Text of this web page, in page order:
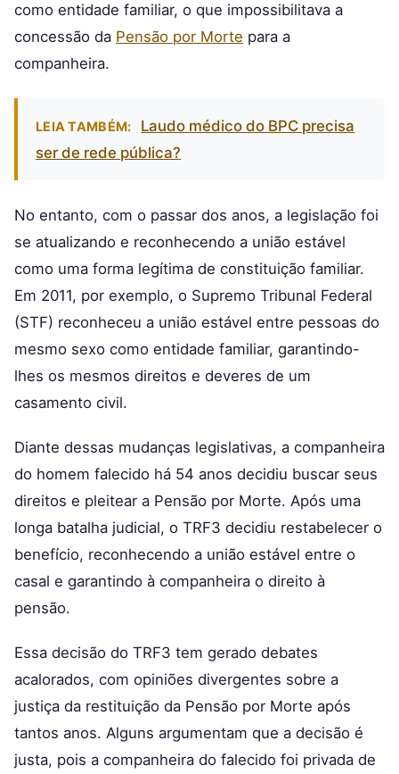
como entidade familiar, o que impossibilitava a
concessão da Pensão por Morte para a
companheira.
LEIA TAMBÉM:
Laudo médico do BPC precisa
ser de rede pública?
No entanto, com o passar dos anos, a legislação foi
se atualizando e reconhecendo a união estável
como uma forma legítima de constituição familiar.
Em 2011, por exemplo, o Supremo Tribunal Federal
(STF) reconheceu a união estável entre pessoas do
mesmo sexo como entidade familiar, garantindo-
lhes os mesmos direitos e deveres de um
casamento civil.
Diante dessas mudanças legislativas, a companheira
do homem falecido há 54 anos decidiu buscar seus
direitos e pleitear a Pensão por Morte. Após uma
longa batalha judicial, o TRF3 decidiu restabelecer o
benefício, reconhecendo a união estável entre o
casal e garantindo à companheira o direito à
pensão.
Essa decisão do TRF3 tem gerado debates
acalorados, com opiniões divergentes sobre a
justiça da restituição da Pensão por Morte após
tantos anos. Alguns argumentam que a decisão é
justa, pois a companheira do falecido foi privada de